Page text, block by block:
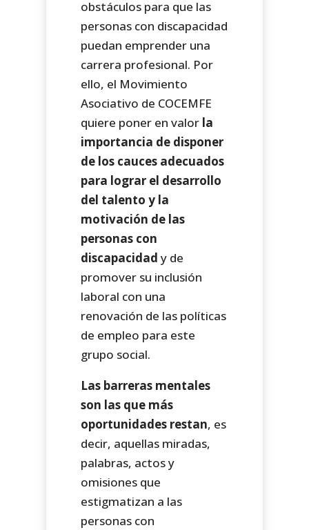
obstáculos para que las
personas con discapacidad
puedan emprender una
carrera profesional. Por
ello, el Movimiento
Asociativo de COCEMFE
quiere poner en valor la
importancia de disponer
de los cauces adecuados
para lograr el desarrollo
del talento y la
motivación de las
personas con
discapacidad y de
promover su inclusión
laboral con una
renovación de las políticas
de empleo para este
grupo social.
Las barreras mentales
son las que más
oportunidades restan, es
decir, aquellas miradas,
palabras, actos y
omisiones que
estigmatizan a las
personas con